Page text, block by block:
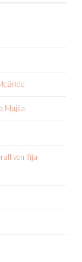
Mujila
von Ilija